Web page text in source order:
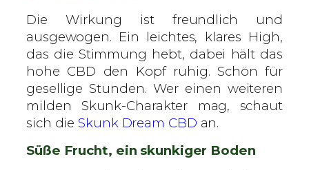
Die Wirkung ist freundlich und
ausgewogen. Ein leichtes, klares High,
das die Stimmung hebt, dabei hält das
hohe CBD den Kopf ruhig. Schön für
gesellige Stunden. Wer einen weiteren
milden Skunk-Charakter mag, schaut
sich dieSkunk Dream CBD an.
Süße Frucht, ein skunkiger Boden